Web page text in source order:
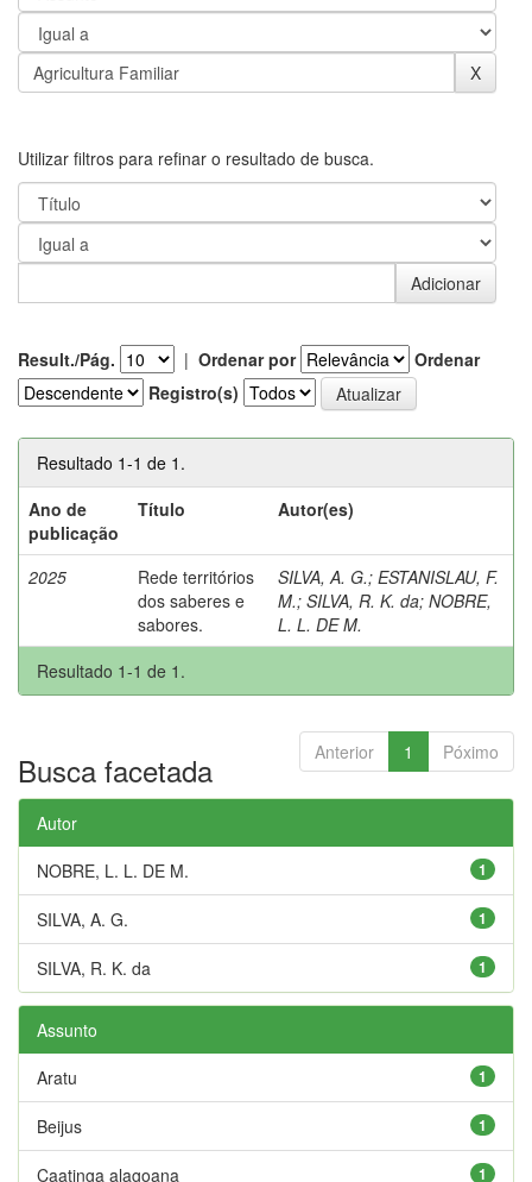
Utilizar filtros para refinar o resultado de busca.
Result./Pág. | Ordenar por
Ordenar
Registro(s)
Resultado 1-1 de 1.
Ano de
publicação
Título Autor(es)
2025
Rede territórios
dos saberes e
sabores.
SILVA, A. G.; ESTANISLAU, F.
M.; SILVA, R. K. da; NOBRE,
L. L. DE M.
Resultado 1-1 de 1.
Anterior 1 Póximo
Busca facetada
Autor
1
NOBRE, L. L. DE M.
1
SILVA, A. G.
1
SILVA, R. K. da
Assunto
1
Aratu
1
Beijus
1
Caatinga alagoana